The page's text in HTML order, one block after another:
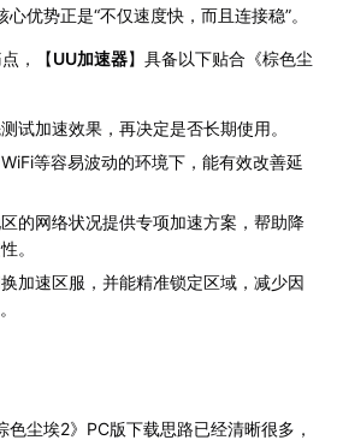
心优势正是“不仅速度快，而且连接稳”。
，【UU加速器】具备以下贴合《棕色尘
试加速效果，再决定是否长期使用。
WiFi等容易波动的环境下，能有效改善延
区的网络状况提供专项加速方案，帮助降
。
换加速区服，并能精准锁定区域，减少因
尘埃2》PC版下载思路已经清晰很多，